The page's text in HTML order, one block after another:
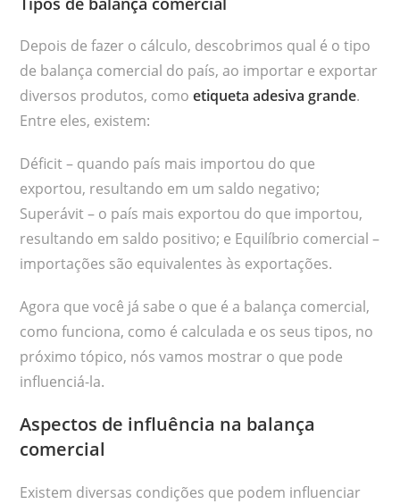
Depois de fazer o cálculo, descobrimos qual é o tipo
de balança comercial do país, ao importar e exportar
diversos produtos, comoetiqueta adesiva grande.
Entre eles, existem:
Déficit – quando país mais importou do que
exportou, resultando em um saldo negativo;
Superávit – o país mais exportou do que importou,
resultando em saldo positivo; e Equilíbrio comercial –
importações são equivalentes às exportações.
Agora que você já sabe o que é a balança comercial,
como funciona, como é calculada e os seus tipos, no
próximo tópico, nós vamos mostrar o que pode
influenciá-la.
Aspectos de influência na balança
comercial
Existem diversas condições que podem influenciar